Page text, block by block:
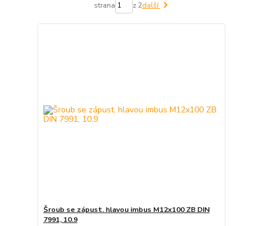
strana z 2další
Šroub se zápust. hlavou imbus M12x100 ZB DIN
7991, 10.9